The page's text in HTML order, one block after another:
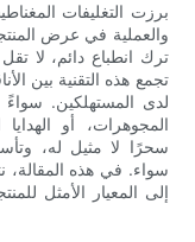
برزت التغليفات
والعملية في عرض
ترك انطباع دائم، لا
تجمع هذه التقنية بين
لدى المستهلكين. سواءً
المجوهرات، أو
سحرًا لا مثيل له،
سواء. في هذه المقالة،
إلى المعيار الأمثل